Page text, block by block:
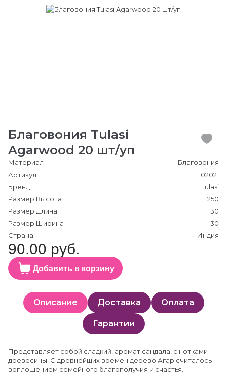
Благовония Tulasi
Agarwood 20 шт/уп
Материал
Благовония
Артикул
02021
Бренд
Tulasi
Размер Высота
250
Размер Длина
30
Размер Ширина
30
Страна
Индия
90.00 руб.
Добавить в корзину
Описание Доставка Оплата
Гарантии
Представляет собой сладкий, аромат сандала, с нотками
древесины. С древнейших времен дерево Агар считалось
воплощением семейного благополучия и счастья.